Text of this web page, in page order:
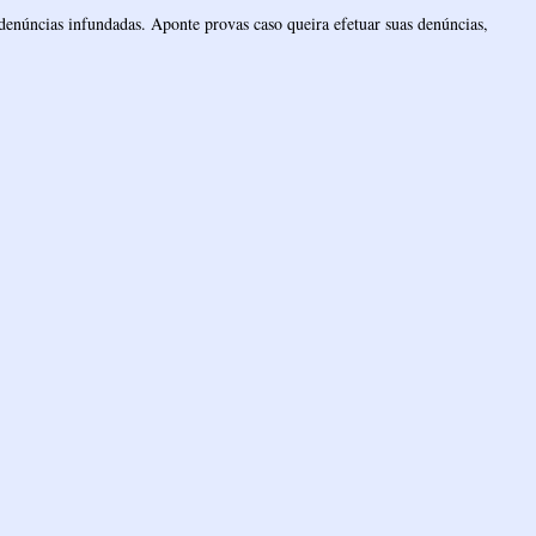
infundadas. Aponte provas caso queira efetuar suas denúncias,